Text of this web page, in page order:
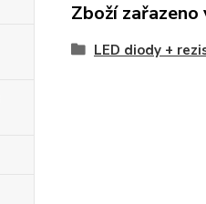
Zboží
LED diody +